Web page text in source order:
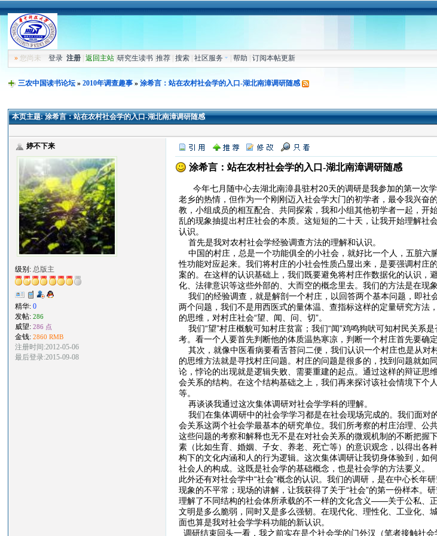
» 您尚未登录 注册 |返回主站 |研究生读书 |推荐 |搜索 |社区服务 |帮助 |订阅本帖更新
三农中国读书论坛»2010年调查趣事 »涂希言：站在农村社会学的入口-湖北南漳调研随感
本页主题:涂希言：站在农村社会学的入口-湖北南漳调研随感
婷不下来
级别: 总版主
精华:0
发帖:286
威望:286 点
金钱:2860 RMB
注册时间:2012-05-06
最后登录:2015-09-08
涂希言：站在农村社会学的入口-湖北南漳调研随感
今年七月随中心去湖北南漳县驻村20天的调研是我参加的第一次学
老乡的热情，但作为一个刚刚迈入社会学大门的初学者，最令我兴
教，小组成员的相互配合、共同探索，我和小组其他初学者一起，
乱的现象抽提出村庄社会的本质。这短短的二十天，让我开始理解
认识。
首先是我对农村社会学经验调查方法的理解和认识。
中国的村庄，总是一个功能俱全的小社会，就好比一个人，五脏六
性功能对应起来。我们将村庄的小社会性质凸显出来，是要强调村
案的。在这样的认识基础上，我们既要避免将村庄作数据化的认识
化、法律意识等这些外部的、大而空的概念里去。我们的方法是在现
我们的经验调查，就是解剖一个村庄，以回答两个基本问题，即社
两个问题，我们不是用西医式的量体温、查指标这样的定量研究方
的思维，对村庄社会“望、闻、问、切”。
我们“望”村庄概貌可知村庄贫富；我们“闻”鸡鸣狗吠可知村民关系
考。看一个人要首先判断他的体质温热寒凉，判断一个村庄首先要确
其次，就像中医看病要看舌苔问二便，我们认识一个村庄也是从对
的思维方法就是寻找村庄问题。村庄的问题是很多的，找到问题就
论，悖论的出现就是逻辑失败、需要重建的起点。通过这样的辩证
会关系的结构。在这个结构基础之上，我们再来探讨该社会情境下
等。
再谈谈我通过这次集体调研对社会学学科的理解。
我们在集体调研中的社会学学习都是在社会现场完成的。我们面对
会关系这两个社会学最基本的研究单位。我们所考察的村庄治理、
这些问题的考察和解释也无不是在对社会关系的微观机制的不断把
素（比如生育、婚姻、子女、养老、死亡等）的意识观念，以得出
构下的文化内涵和人的行为逻辑。这次集体调研让我切身体验到，如
社会人的构成。这既是社会学的基础概念，也是社会学的方法要义。
此外还有对社会学中“社会”概念的认识。我们的调研，是在中心长年
现象的不平常；现场的讲解，让我获得了关于“社会”的第一份样本。
理解了不同结构的社会体所承载的不一样的文化含义——关于公私、
文明是多么脆弱，同时又是多么强韧。在现代化、理性化、工业化
面也算是我对社会学学科功能的新认识。
调研结束回头一看，我之前实在是个社会学的门外汉（笔者接触社